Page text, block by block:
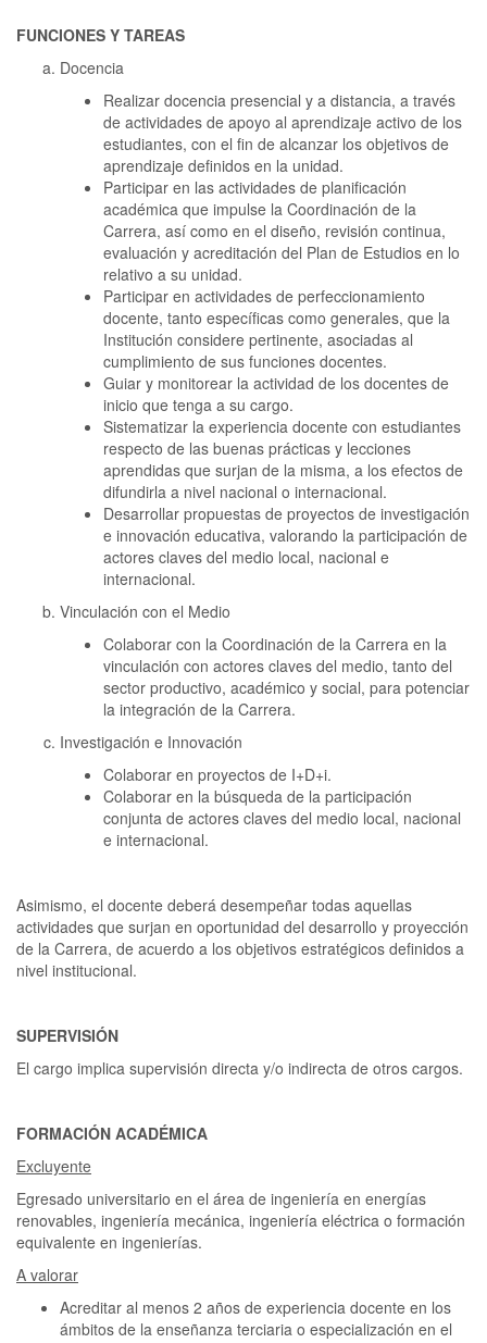
FUNCIONES Y TAREAS
Docencia
Realizar docencia presencial y a distancia, a través
de actividades de apoyo al aprendizaje activo de los
estudiantes, con el fin de alcanzar los objetivos de
aprendizaje definidos en la unidad.
Participar en las actividades de planificación
académica que impulse la Coordinación de la
Carrera, así como en el diseño, revisión continua,
evaluación y acreditación del Plan de Estudios en lo
relativo a su unidad.
Participar en actividades de perfeccionamiento
docente, tanto específicas como generales, que la
Institución considere pertinente, asociadas al
cumplimiento de sus funciones docentes.
Guiar y monitorear la actividad de los docentes de
inicio que tenga a su cargo.
Sistematizar la experiencia docente con estudiantes
respecto de las buenas prácticas y lecciones
aprendidas que surjan de la misma, a los efectos de
difundirla a nivel nacional o internacional.
Desarrollar propuestas de proyectos de investigación
e innovación educativa, valorando la participación de
actores claves del medio local, nacional e
internacional.
Vinculación con el Medio
Colaborar con la Coordinación de la Carrera en la
vinculación con actores claves del medio, tanto del
sector productivo, académico y social, para potenciar
la integración de la Carrera.
Investigación e Innovación
Colaborar en proyectos de I+D+i.
Colaborar en la búsqueda de la participación
conjunta de actores claves del medio local, nacional
e internacional.
Asimismo, el docente deberá desempeñar todas aquellas
actividades que surjan en oportunidad del desarrollo y proyección
de la Carrera, de acuerdo a los objetivos estratégicos definidos a
nivel institucional.
SUPERVISIÓN
El cargo implica supervisión directa y/o indirecta de otros cargos.
FORMACIÓN ACADÉMICA
Excluyente
Egresado universitario en el área de ingeniería en energías
renovables, ingeniería mecánica, ingeniería eléctrica o formación
equivalente en ingenierías.
A valorar
Acreditar al menos 2 años de experiencia docente en los
ámbitos de la enseñanza terciaria o especialización en el